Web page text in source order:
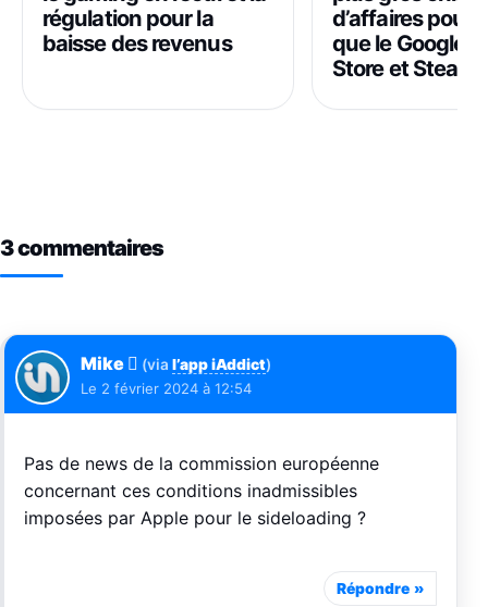
régulation pour la
baisse des revenus
d’affaires pour
que le Google
Store et Steam
3 commentaires
Mike  (via l’app iAddict)
Le 2 février 2024 à 12:54
Pas de news de la commission européenne
concernant ces conditions inadmissibles
imposées par Apple pour le sideloading ?
Répondre